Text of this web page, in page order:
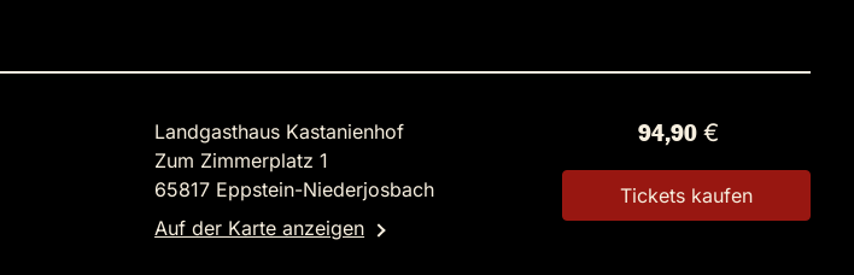
Landgasthaus Kastanienhof
Zum Zimmerplatz 1
65817 Eppstein-Niederjosbach
Auf der Karte anzeigen
94,90 €
Tickets kaufen